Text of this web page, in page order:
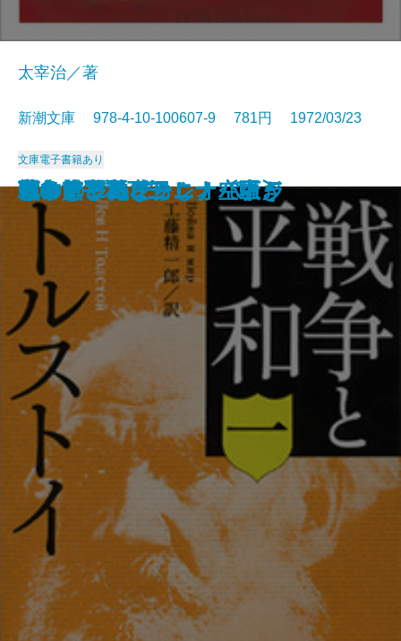
ようこそ地球さん
燃えよ剣〔下〕
燃えよ剣〔上〕
蒼い描点
カルメン
ゴリオ爺さん
安土往還記
戦争と平和 四
空の怪物アグイー
お伽草紙
太宰治／著
新潮文庫 978-4-10-100607-9 781円 1972/03/23
文庫電子書籍あり
戦争と平和 一
戦争と平和 二
戦争と平和 三
アントニーとクレオパトラ
つゆのひぬま
アンナ・カレーニナ〔下〕
アンナ・カレーニナ〔上〕
アンナ・カレーニナ〔中〕
じゃじゃ馬ならし・空騒ぎ
霧の旗